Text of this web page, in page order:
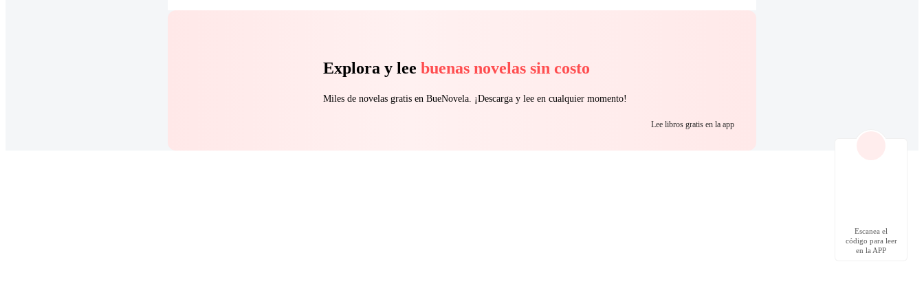
Explora y lee buenas novelas sin costo
Miles de novelas gratis en BueNovela. ¡Descarga y lee en cualquier momento!
Lee libros gratis en la app
Escanea el
código para leer
en la APP